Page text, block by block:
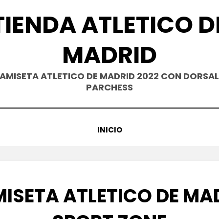
ATLETICO
MADRID
ATLETICO DE MADRID 2022 CON
PARCHESS
INICIO
ATLETICO DE